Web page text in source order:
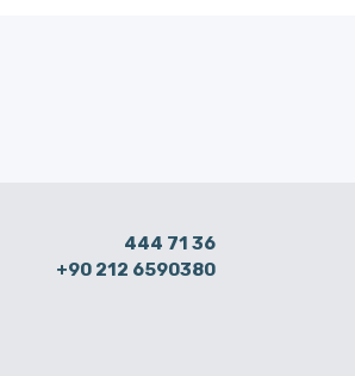
444 71 36
+90 212 6590380